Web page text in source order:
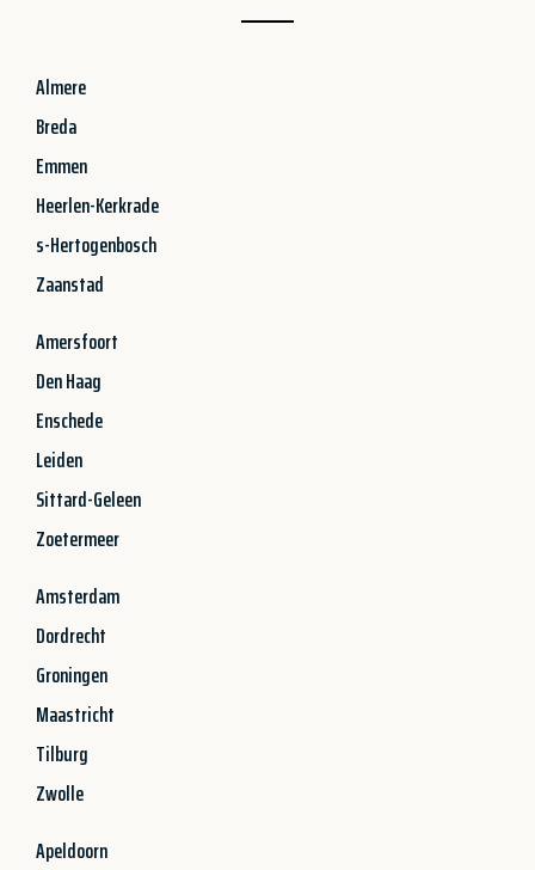
Almere
Breda
Emmen
Heerlen-Kerkrade
s-Hertogenbosch
Zaanstad
Amersfoort
Den Haag
Enschede
Leiden
Sittard-Geleen
Zoetermeer
Amsterdam
Dordrecht
Groningen
Maastricht
Tilburg
Zwolle
Apeldoorn